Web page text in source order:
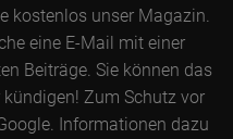
kostenlos unser Magazin.
eine E-Mail mit einer
Beiträge. Sie können das
Zum Schutz vor
Informationen dazu